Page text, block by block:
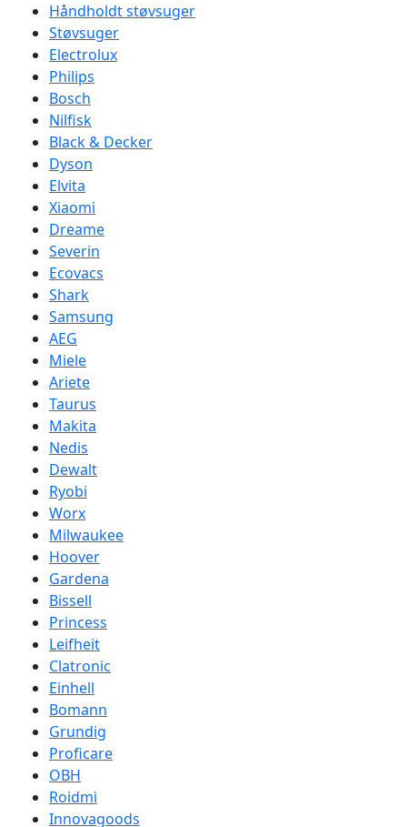
Håndholdt støvsuger
Støvsuger
Electrolux
Philips
Bosch
Nilfisk
Black & Decker
Dyson
Elvita
Xiaomi
Dreame
Severin
Ecovacs
Shark
Samsung
AEG
Miele
Ariete
Taurus
Makita
Nedis
Dewalt
Ryobi
Worx
Milwaukee
Hoover
Gardena
Bissell
Princess
Leifheit
Clatronic
Einhell
Bomann
Grundig
Proficare
OBH
Roidmi
Innovagoods